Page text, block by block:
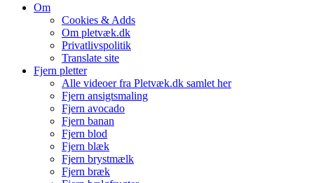
Om
Cookies & Adds
Om pletvæk.dk
Privatlivspolitik
Translate site
Fjern pletter
Alle videoer fra Pletvæk.dk samlet her
Fjern ansigtsmaling
Fjern avocado
Fjern banan
Fjern blod
Fjern blæk
Fjern brystmælk
Fjern bræk